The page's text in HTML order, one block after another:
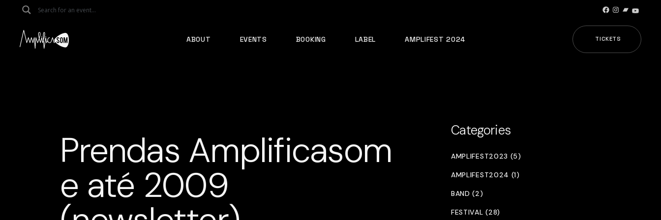
Facebook
Instagram
Bandcamp
ABOUT EVENTS BOOKING LABEL AMPLIFEST 2024 TICKETS
Prendas Amplificasom
e até 2009
Categories
AMPLIFEST2023 (5)
AMPLIFEST2024 (1)
BAND (2)
FESTIVAL (28)